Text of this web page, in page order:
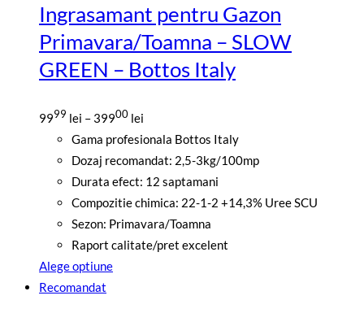
Ingrasamant pentru Gazon
Primavara/Toamna – SLOW
GREEN – Bottos Italy
9999 lei – 39900 lei
de
prețuri:
9999
lei
până
la
Gama profesionala Bottos Italy
Dozaj recomandat: 2,5-3kg/100mp
Durata efect: 12 saptamani
Compozitie chimica: 22-1-2 +14,3% Uree SCU
Sezon: Primavara/Toamna
Raport calitate/pret excelent
Alege optiune
Acest
Recomandat